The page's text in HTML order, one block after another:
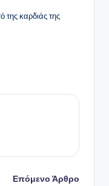
της καρδιάς της
Επόμενο Άρθρο